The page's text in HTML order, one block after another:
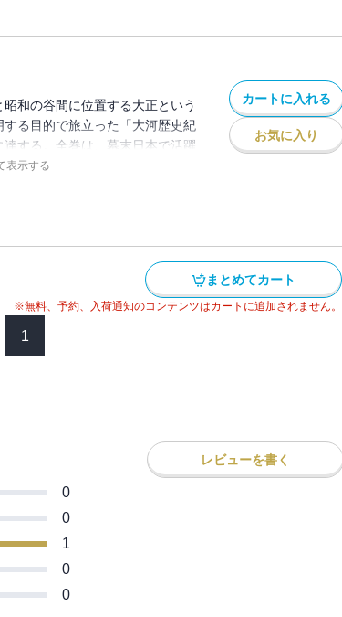
和の谷間に位置する大正という
る目的で旅立った「大河歴史紀
する。全巻は、幕末日本で活躍
彼のパトロンだった下関の豪商
うずまっている。
表示する
カートに入れる
お気に入り
まとめてカート
※無料、予約、入荷通知のコンテンツはカートに追加されません。
1
レビューを書く
0
0
1
0
0